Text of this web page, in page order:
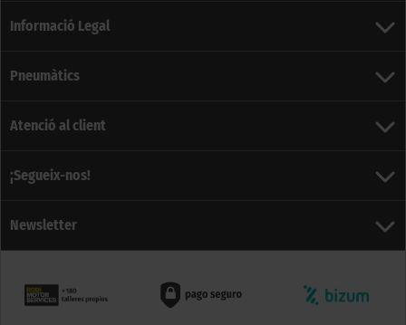
Informació Legal
Pneumàtics
Atenció al client
¡Segueix-nos!
Newsletter